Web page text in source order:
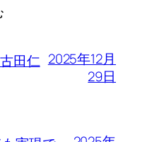
田仁 2025年12月
29日